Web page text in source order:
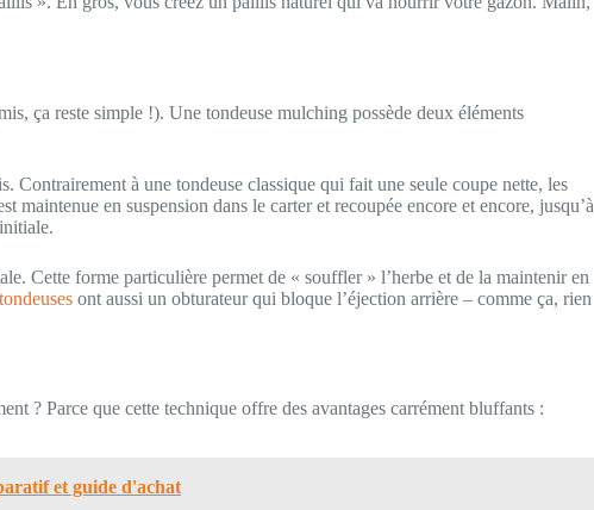
ça reste simple !). Une tondeuse mulching possède deux éléments
Contrairement à une tondeuse classique qui fait une seule coupe nette, les
maintenue en suspension dans le carter et recoupée encore et encore, jusqu’à
Cette forme particulière permet de « souffler » l’herbe et de la maintenir en
tondeuses ont aussi un obturateur qui bloque l’éjection arrière – comme ça, rien
? Parce que cette technique offre des avantages carrément bluffants :
et guide d'achat